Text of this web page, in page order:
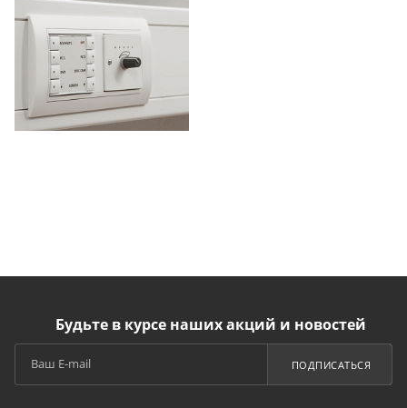
Будьте в курсе наших акций и новостей
ПОДПИСАТЬСЯ